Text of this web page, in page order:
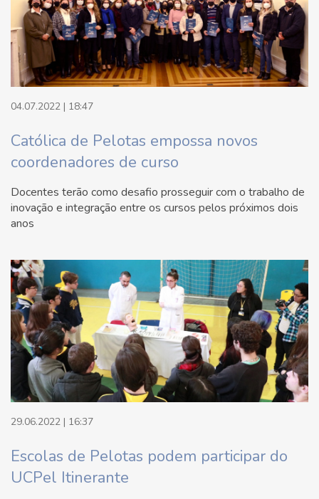
04.07.2022 | 18:47
Católica de Pelotas empossa novos
coordenadores de curso
Docentes terão como desafio prosseguir com o trabalho de
inovação e integração entre os cursos pelos próximos dois
anos
29.06.2022 | 16:37
Escolas de Pelotas podem participar do
UCPel Itinerante